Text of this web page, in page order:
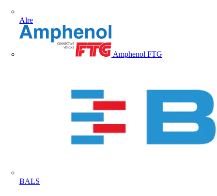
Alre
Amphenol FTG
BALS